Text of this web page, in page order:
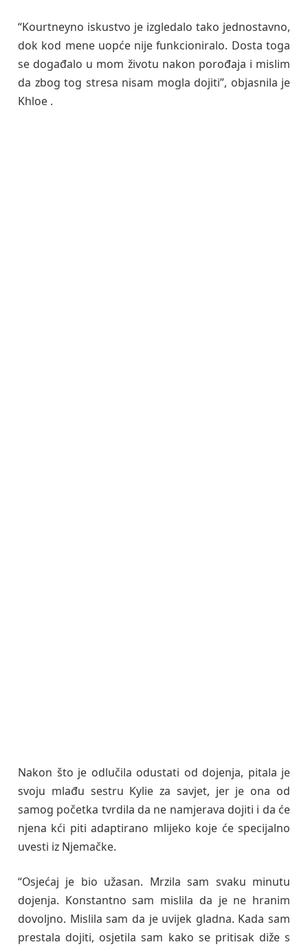
“Kourtneyno iskustvo je izgledalo tako jednostavno,
dok kod mene uopće nije funkcioniralo. Dosta toga
se događalo u mom životu nakon porođaja i mislim
da zbog tog stresa nisam mogla dojiti”, objasnila je
Khloe .
Nakon što je odlučila odustati od dojenja, pitala je
svoju mlađu sestru Kylie za savjet, jer je ona od
samog početka tvrdila da ne namjerava dojiti i da će
njena kći piti adaptirano mlijeko koje će specijalno
uvesti iz Njemačke.
“Osjećaj je bio užasan. Mrzila sam svaku minutu
dojenja. Konstantno sam mislila da je ne hranim
dovoljno. Mislila sam da je uvijek gladna. Kada sam
prestala dojiti, osjetila sam kako se pritisak diže s